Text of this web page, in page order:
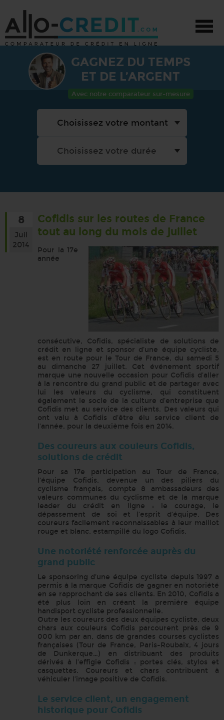
CRÉDIT - TOUS PROJETS
CRÉDIT TRAVAUX
PROMOTIONS
GAGNEZ DU TEMPS
ET DE L’ARGENT
Avec notre comparateur sur-mesure
8
Juil
2014
Cofidis sur les routes de France
tout au long du mois de juillet
Pour la 17e
année
consécutive, Cofidis, spécialiste de solutions de
crédit en ligne et sponsor d’une équipe cycliste,
est en route pour le Tour de France, du samedi 5
au dimanche 27 juillet. Cet événement sportif
marque une nouvelle occasion pour Cofidis d’aller
à la rencontre du grand public et de partager avec
lui les valeurs du cyclisme, qui constituent
également le socle de la culture d’entreprise que
Cofidis met au service des clients. Des valeurs qui
ont valu à Cofidis d’être élu service client de
l’année, pour la deuxième fois en 2014.
Des coureurs aux couleurs Cofidis,
solutions de crédit
Pour sa 17e participation au Tour de France,
l’équipe Cofidis, devenue un des piliers du
cyclisme français, compte 8 ambassadeurs des
valeurs communes du cyclisme et de la marque
leader du crédit en ligne : le courage, le
dépassement de soi et l’esprit d’équipe. Des
coureurs facilement reconnaissables à leur maillot
rouge et blanc, estampillé du logo Cofidis.
Une notoriété renforcée auprès du
grand public
Le sponsoring d’une équipe cycliste depuis 1997 a
permis à la marque Cofidis de gagner en notoriété
en se rapprochant de ses clients. En 2010, Cofidis a
été plus loin en créant la première équipe
handisport cycliste professionnelle.
Outre les coureurs des deux équipes cycliste, deux
chars aux couleurs Cofidis parcourent près de 9
000 km par an, dans de grandes courses cyclistes
françaises (Tour de France, Paris-Roubaix, 4 jours
de Dunkerque…) en distribuant des produits
dérivés à l’effigie Cofidis : portes clés, stylos et
casquettes. Coureurs et chars contribuent à
véhiculer l’image positive de Cofidis.
Le service client, un engagement
historique pour Cofidis